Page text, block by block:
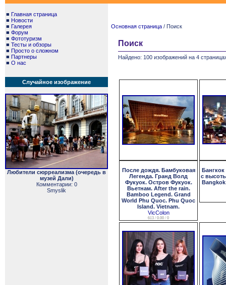
■ Главная страница
■ Новости
■ Галерея
■ Форум
■ Фототуризм
■ Тесты и обзоры
■ Просто о сложном
■ Партнеры
■ О нас
Случайное изображение
Любители сюрреализма (очередь в
музей Дали)
Комментарии: 0
Smyslik
Основная страница / Поиск
Поиск
Найдено: 100 изображений на 4
После дождя. Бамбуковая
Легенда. Гранд Волд
Фукуок. Остров Фукуок.
Вьетнам. After the rain.
Bamboo Legend. Grand
World Phu Quoc. Phu Quoc
Island. Vietnam.
VicColon
613 / 0.00 / 0
с